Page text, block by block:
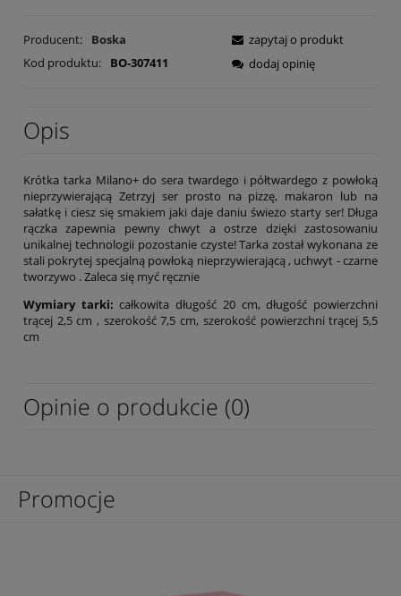
Producent:
Boska
Kod produktu:
BO-307411
zapytaj o produkt
dodaj opinię
Opis
Krótka tarka Milano+ do sera twardego i półtwardego z powłoką
nieprzywierającą Zetrzyj ser prosto na pizzę, makaron lub na
sałatkę i ciesz się smakiem jaki daje daniu świeżo starty ser! Długa
rączka zapewnia pewny chwyt a ostrze dzięki zastosowaniu
unikalnej technologii pozostanie czyste! Tarka został wykonana ze
stali pokrytej specjalną powłoką nieprzywierającą , uchwyt - czarne
tworzywo . Zaleca się myć ręcznie
Wymiary tarki: całkowita długość 20 cm, długość powierzchni
trącej 2,5 cm , szerokość 7,5 cm, szerokość powierzchni trącej 5,5
cm
Opinie o produkcie (0)
Promocje